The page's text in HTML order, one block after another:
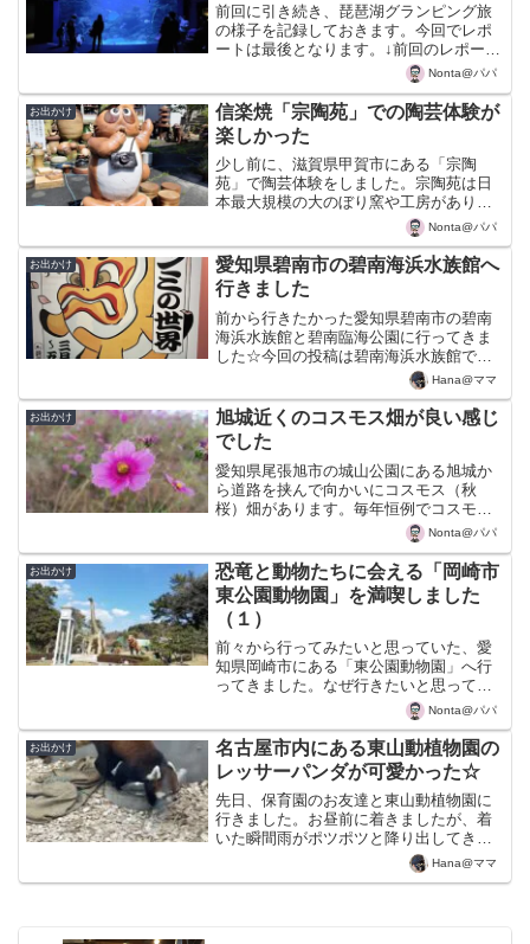
前回に引き続き、琵琶湖グランピング旅
の様子を記録しておきます。今回でレポ
ートは最後となります。↓前回のレポート
家族で滋賀県の琵琶湖近くでグランピン
グ旅（１）＠琵琶湖博物館家族で滋賀県
の琵琶湖近くでグランピング旅（２）＠
近江牛と白鬚神社家族で...
Nonta@パパ
お出かけ
信楽焼「宗陶苑」での陶芸体験が
楽しかった
少し前に、滋賀県甲賀市にある「宗陶
苑」で陶芸体験をしました。宗陶苑は日
本最大規模の大のぼり窯や工房があり陶
芸体験もできます。大のぼり窯は江戸期
から引継ぎ、現在も製品の8割以上を焼き
上げているようです。宗陶苑の駐車場に
車を止めると直ぐに大量の...
Nonta@パパ
お出かけ
愛知県碧南市の碧南海浜水族館へ
行きました
前から行きたかった愛知県碧南市の碧南
海浜水族館と碧南臨海公園に行ってきま
した☆今回の投稿は碧南海浜水族館で
す。高浜市のくら寿司で腹ごしらえをし
て、ご機嫌な子供たちとまずは水族館
へ。この水族館では、日本沿岸の魚類を
中心に260種類が展示されて...
Hana@ママ
お出かけ
旭城近くのコスモス畑が良い感じ
でした
愛知県尾張旭市の城山公園にある旭城か
ら道路を挟んで向かいにコスモス（秋
桜）畑があります。毎年恒例でコスモス
が植えられていて地元の方々に好評のよ
うです。この辺りは車で良く通るので気
になっており行ってみることにしまし
た。車は近くの農道にも止めら...
Nonta@パパ
お出かけ
恐竜と動物たちに会える「岡崎市
東公園動物園」を満喫しました
（１）
前々から行ってみたいと思っていた、愛
知県岡崎市にある「東公園動物園」へ行
ってきました。なぜ行きたいと思ってい
たかと言うと、無料で恐竜（モニュメン
ト）と動物（本物）を見ることができる
というお得感が満載だったからです。到
着すると予想通り駐車場は...
Nonta@パパ
お出かけ
名古屋市内にある東山動植物園の
レッサーパンダが可愛かった☆
先日、保育園のお友達と東山動植物園に
行きました。お昼前に着きましたが、着
いた瞬間雨がポツポツと降り出してきて
きたので、まずは雨やどり兼ねてお昼ご
飯にしました。ゾアシスのフレッシュネ
Hana@ママ